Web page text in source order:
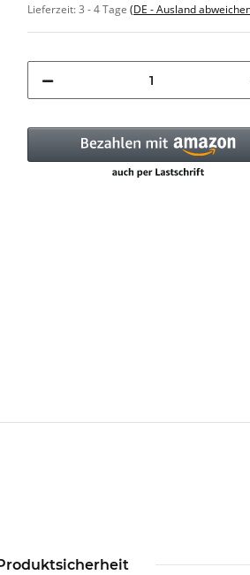
Lieferzeit:3 - 4 Tage (DE - Ausland